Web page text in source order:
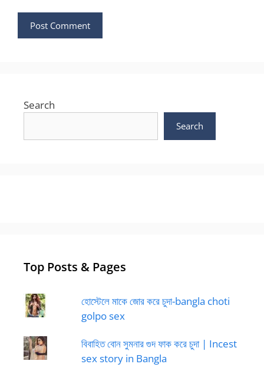
Search
Search
Top Posts & Pages
হোস্টেলে মাকে জোর করে চুদা-bangla choti
golpo sex
বিবাহিত বোন সুমনার গুদ ফাক করে চুদা | Incest
sex story in Bangla